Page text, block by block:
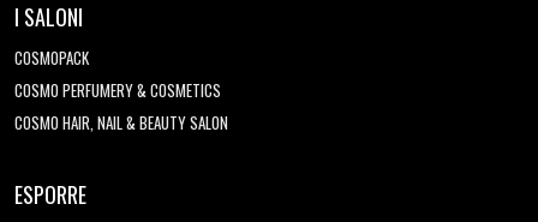
I SALONI
COSMOPACK
COSMO PERFUMERY & COSMETICS
COSMO HAIR, NAIL & BEAUTY SALON
ESPORRE